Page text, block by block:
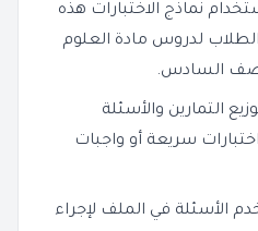
نماذج الاختبارات هذه
لدروس مادة العلوم
السادس.
التمارين والأسئلة
سريعة أو واجبات
الأسئلة في الملف لإجراء